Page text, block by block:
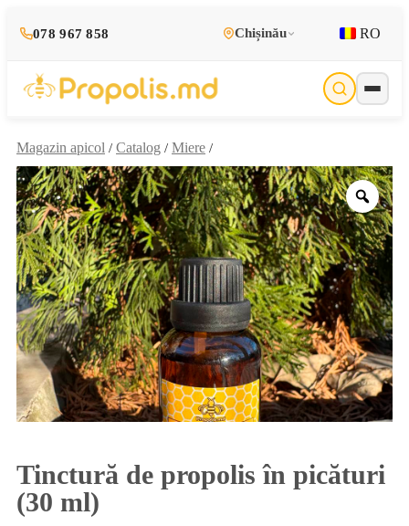
078 967 858 Chișinău RO
Magazin apicol / Catalog / Miere /
Tinctură de propolis în picături
(30 ml)